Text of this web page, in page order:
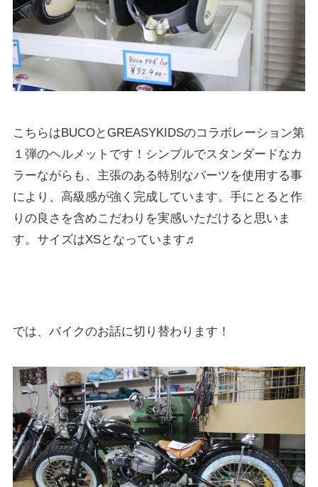
こちらはBUCOとGREASYKIDSのコラボレーション第
１弾のヘルメットです！シンプルでスタンダードなカ
ラーながらも、主張のある特別なパーツを使用する事
により、高級感が強く完成しています。手にとると作
りの良さを含めこだわりを実感いただけると思いま
す。サイズはXSとなっています♬
では、バイクのお話に切り替わります！